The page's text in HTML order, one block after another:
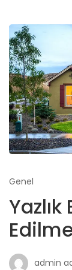
Genel
Yazlık
admin